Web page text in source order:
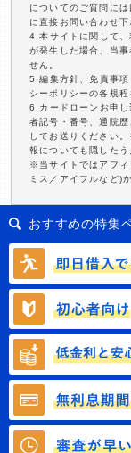
についてのご質問に
に直接お問い合わせ下
4.本サイトに関して
が発生した場合、当
せん。
5.編集方針、免責事
シーポリシーの各規
6.カードローンお申
者記号・番号、通院
してお送りください
報についても隠したう
※当サイトではアフィ
ミス／アイフルなど)
おすすめの特集